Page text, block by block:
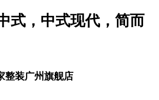
式，中式现代，简而
整装广州旗舰店